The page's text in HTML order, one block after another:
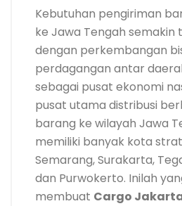
Kebutuhan pengiriman
ke Jawa Tengah semakin
dengan perkembangan
perdagangan antar
sebagai pusat ekonomi
pusat utama distribusi
barang ke wilayah Jawa
memiliki banyak kota
Semarang, Surakarta,
dan Purwokerto. Inilah
membuat Cargo